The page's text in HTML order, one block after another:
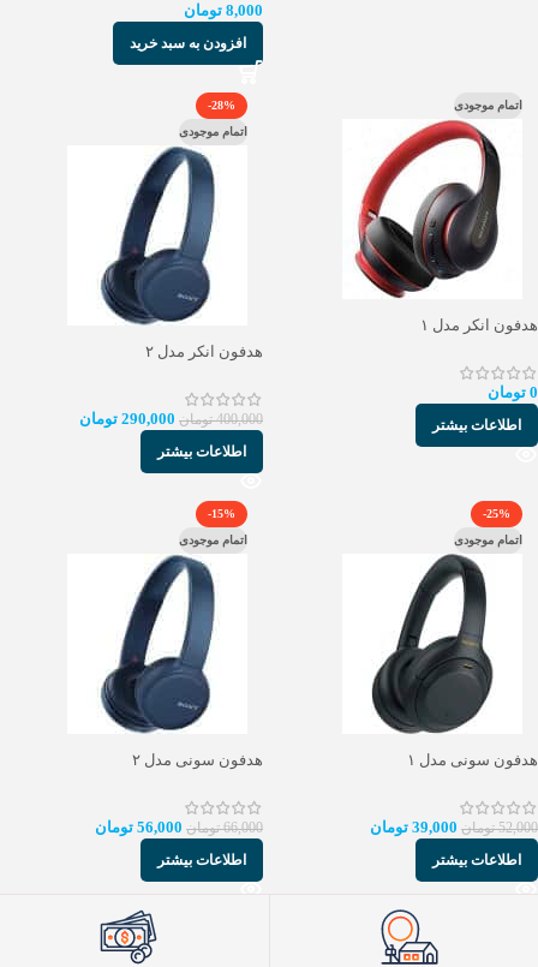
8,000 تومان
افزودن به سبد خرید
اتمام موجودی
هدفون انکر مدل ۱
0 تومان
اطلاعات بیشتر
-28%
اتمام موجودی
هدفون انکر مدل ۲
400,000 تومان 290,000 تومان
اطلاعات بیشتر
-25%
اتمام موجودی
هدفون سونی مدل ۱
52,000 تومان 39,000 تومان
اطلاعات بیشتر
-15%
اتمام موجودی
هدفون سونی مدل ۲
66,000 تومان 56,000 تومان
اطلاعات بیشتر